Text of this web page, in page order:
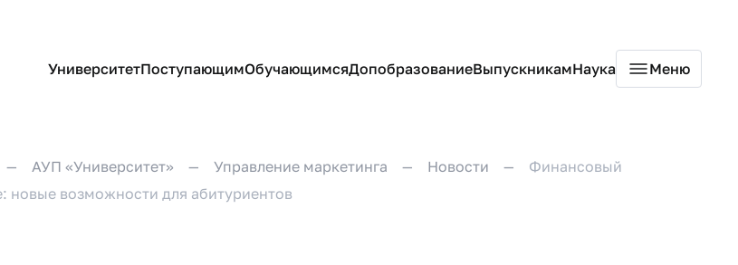
УниверситетПоступающимОбучающимсяДопобразованиеВыпускникамНаука Меню
АУП «Университет» Управление маркетинга Новости
Финансовый
новые возможности для абитуриентов